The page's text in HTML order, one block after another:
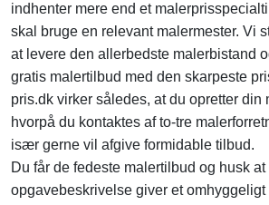
indhenter mere end et
skal bruge en relevant malermester. Vi
at levere den allerbedste malerbistand
gratis malertilbud med den skarpeste
pris.dk virker således, at du opretter din
hvorpå du kontaktes af to-tre
især gerne vil afgive formidable tilbud.
Du får de fedeste malertilbud og husk
opgavebeskrivelse giver et